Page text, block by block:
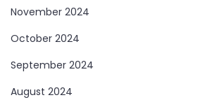
November 2024
October 2024
September 2024
August 2024